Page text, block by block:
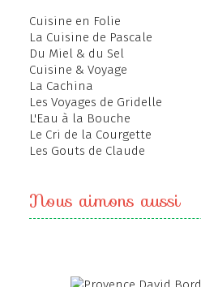
Cuisine en Folie
La Cuisine de Pascale
Du Miel & du Sel
Cuisine & Voyage
La Cachina
Les Voyages de Gridelle
L'Eau à la Bouche
Le Cri de la Courgette
Les Gouts de Claude
Nous aimons aussi